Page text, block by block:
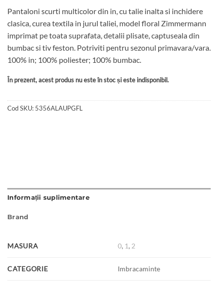
Pantaloni scurti multicolor din in, cu talie inalta si inchidere
clasica, curea textila in jurul taliei, model floral Zimmermann
imprimat pe toata suprafata, detalii plisate, captuseala din
bumbac si tiv feston. Potriviti pentru sezonul primavara/vara.
100% in; 100% poliester; 100% bumbac.
În prezent, acest produs nu este în stoc și este indisponibil.
Cod SKU: 5356ALAUPGFL
Informații suplimentare
Brand
MASURA 0, 1, 2
CATEGORIE Imbracaminte